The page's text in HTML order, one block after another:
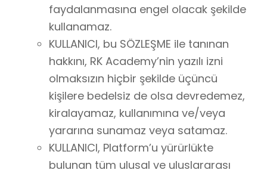
faydalanmasına engel olacak şekilde
kullanamaz.
KULLANICI, bu SÖZLEŞME ile tanınan
hakkını, RK Academy’nin yazılı izni
olmaksızın hiçbir şekilde üçüncü
kişilere bedelsiz de olsa devredemez,
kiralayamaz, kullanımına ve/veya
yararına sunamaz veya satamaz.
KULLANICI, Platform’u yürürlükte
bulunan tüm ulusal ve uluslararası